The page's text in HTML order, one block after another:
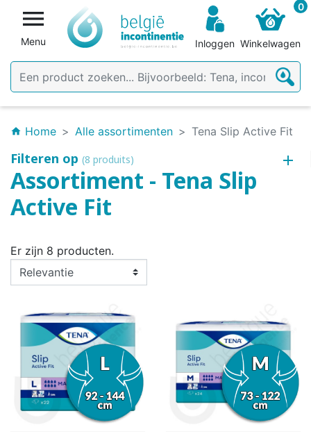

Menu Inloggen
0
Winkelwagen
home Home Alle assortimenten Tena Slip Active Fit
Filteren op (8 produits)
Assortiment - Tena Slip
Active Fit
Er zijn 8 producten.